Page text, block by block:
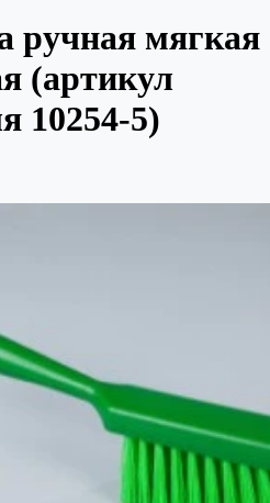
ручная мягкая
(артикул
10254-5)